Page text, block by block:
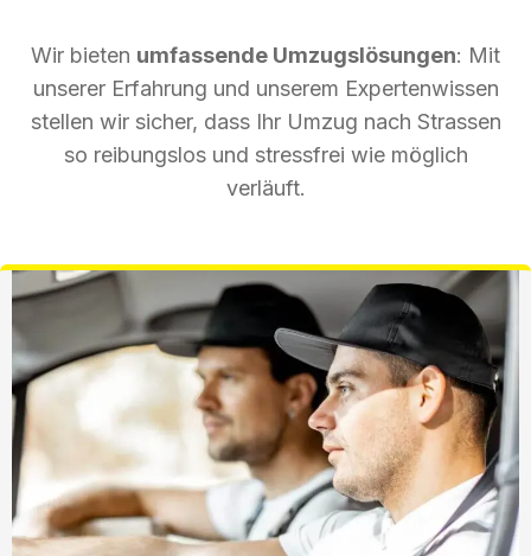
Wir bieten umfassende Umzugslösungen: Mit
unserer Erfahrung und unserem Expertenwissen
stellen wir sicher, dass Ihr Umzug nach Strassen
so reibungslos und stressfrei wie möglich
verläuft.